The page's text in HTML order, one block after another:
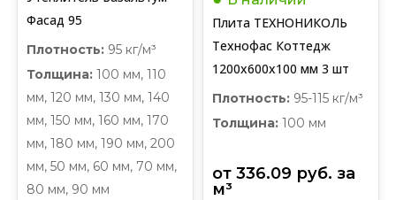
Фасад 95
Плотность: 95 кг/м³
Толщина: 100 мм, 110
мм, 120 мм, 130 мм, 140
мм, 150 мм, 160 мм, 170
мм, 180 мм, 190 мм, 200
мм, 50 мм, 60 мм, 70 мм,
80 мм, 90 мм
Плита ТЕХНОНИКОЛЬ
Технофас Коттедж
1200х600х100 мм 3 шт
Плотность: 95-115 кг/м³
Толщина: 100 мм
от 336.09 руб.
м³